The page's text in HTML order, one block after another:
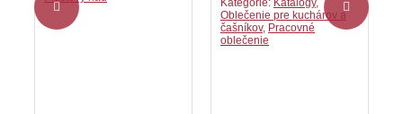
Kategórie: Katalógy,
Oblečenie pre kuchárov a
čašníkov, Pracovné
oblečenie